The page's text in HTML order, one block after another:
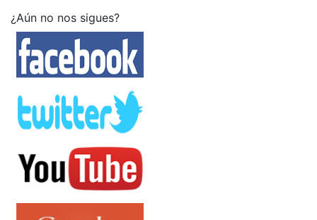
¿Aún no nos sigues?